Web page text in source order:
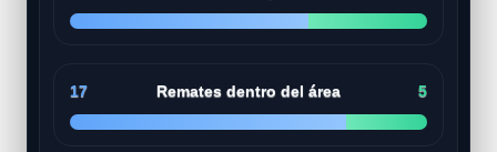
17 Remates dentro del área 5